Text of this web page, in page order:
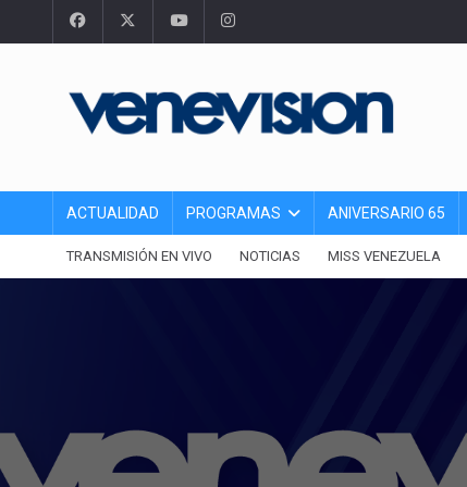
ACTUALIDAD PROGRAMAS ANIVERSARIO 65
TRANSMISIÓN EN VIVO NOTICIAS MISS VENEZUELA